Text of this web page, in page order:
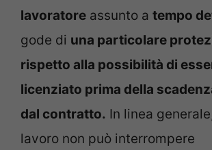
lavoratore assunto a tempo
gode di una particolare
rispetto alla possibilità di
licenziato prima della
dal contratto. In linea
lavoro non può interrompere